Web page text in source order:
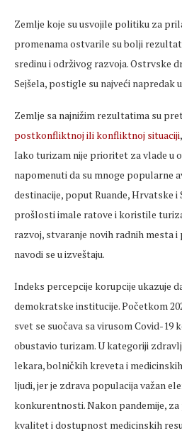
Zemlje koje su usvojile politiku za
promenama ostvarile su bolji
sredinu i održivog razvoja. Ostrvske
Sejšela, postigle su najveći napredak
Zemlje sa najnižim rezultatima su
postkonfliktnoj ili konfliktnoj situaciji
Iako turizam nije prioritet za vlade u
napomenuti da su mnoge popularne
destinacije, poput Ruande, Hrvatske i
prošlosti imale ratove i koristile
razvoj, stvaranje novih radnih mesta
navodi se u izveštaju.
Indeks percepcije korupcije ukazuje
demokratske institucije. Početkom
svet se suočava sa virusom Covid-19
obustavio turizam. U kategoriji
lekara, bolničkih kreveta i
ljudi, jer je zdrava populacija važan
konkurentnosti. Nakon pandemije,
kvalitet i dostupnost medicinskih